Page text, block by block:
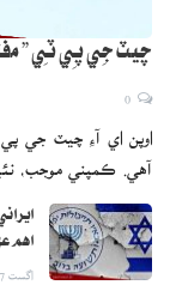
چيٽ جِي پِي ٽِي ”
اوپن اي آءِ چيٽ جي پي
آهي. ڪمپني موجب،
اهم
اگست 7, 2026